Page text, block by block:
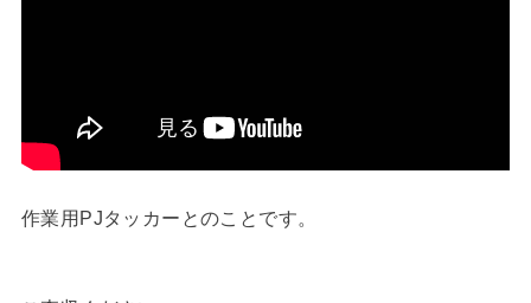
作業用PJタッカーとのことです。